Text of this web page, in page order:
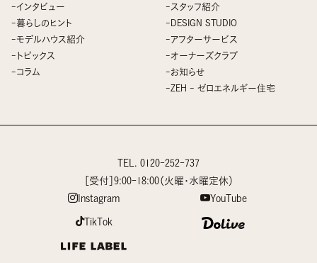
インタビュー
暮らしのヒント
モデルハウス紹介
トピックス
コラム
スタッフ紹介
DESIGN STUDIO
アフターサービス
オーナーズクラブ
お知らせ
ZEH - ゼロエネルギー住宅
TEL. 0120-252-737
［受付］9:00-18:00（火曜・水曜定休）
Instagram
YouTube
TikTok